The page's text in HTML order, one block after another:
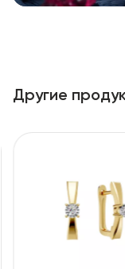
Другие